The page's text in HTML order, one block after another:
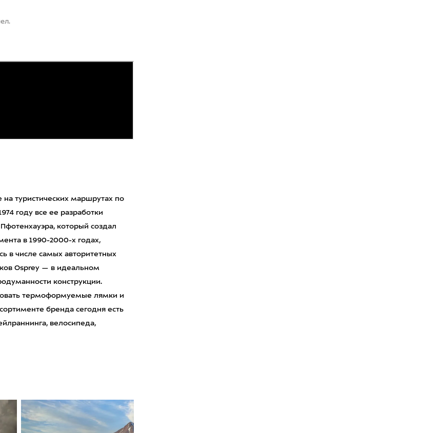
туристических маршрутах по
году все ее разработки
который создал
в 1990-2000-х годах,
в числе самых авторитетных
Osprey — в идеальном
конструкции.
термоформуемые лямки и
бренда сегодня есть
велосипеда,